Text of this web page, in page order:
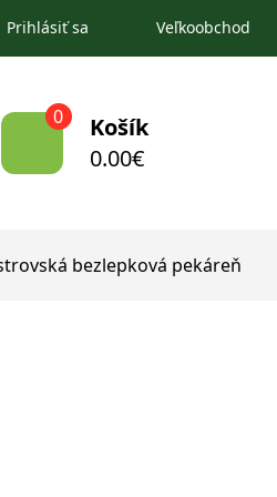
Prihlásiť sa Veľkoobchod
0
Košík
0.00€
bezlepková pekáreň